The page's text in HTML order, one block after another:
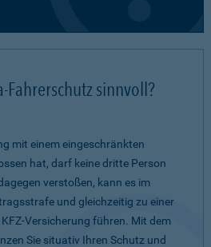
Fahrerschutz sinnvoll?
mit einem eingeschränkten
hat, darf keine dritte Person
verstoßen, kann es im
und gleichzeitig zu einer
Versicherung führen. Mit dem
Sie situativ Ihren Schutz und